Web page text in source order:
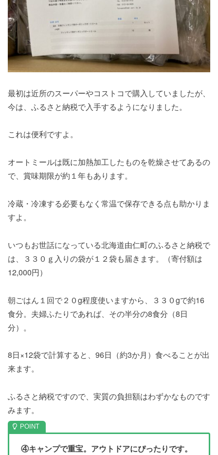
最初は近所のスーパーやコストコで購入していましたが、
今は、ふるさと納税で入手するようになりました。
これは便利ですよ。
オートミールは既に加熱加工したものを乾燥させてあるの
で、賞味期限が約１年もあります。
冷蔵・冷凍する必要もなく常温で保存できる点も助かりま
すよ。
いつもお世話になっている北海道由仁町のふるさと納税で
は、３３０ｇ入りの袋が１２袋も届きます。（寄付額は
12,000円）
朝ごはん１回で２０g程度使いますから、３３０gで約16
食分。夫婦ふたりであれば、その半分の8食分（8日
分）。
8日×12袋で計算すると、96日（約3か月）食べることが出
来ます。
ふるさと納税ですので、実質の負担額はわずかなものです
みます。
④キャンプで重宝。アウトドアにぴったりです。